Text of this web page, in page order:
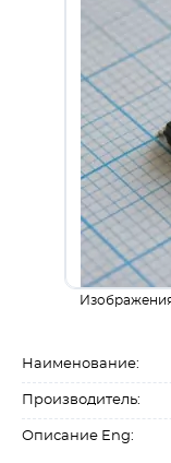
Наименование:
Производитель:
Описание Eng: